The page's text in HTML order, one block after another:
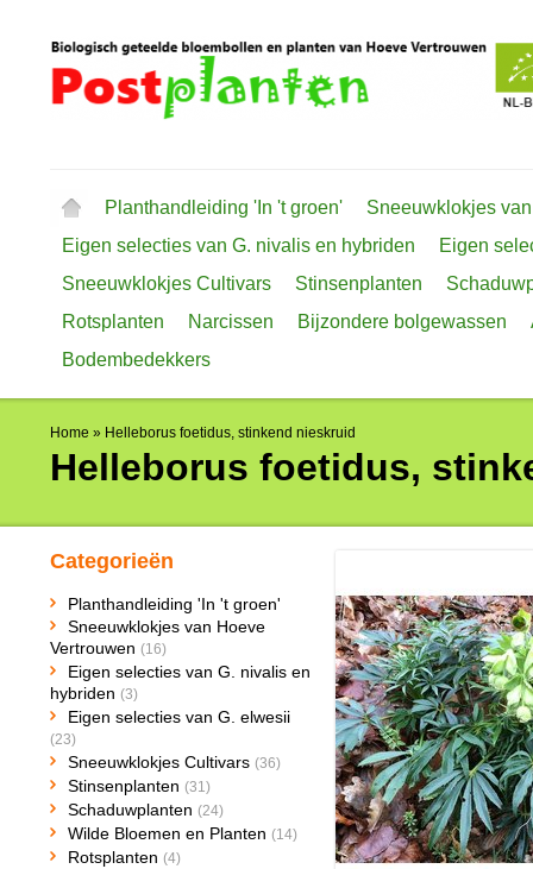
Planthandleiding 'In 't groen'
Sneeuwklokjes
Eigen selecties van G. nivalis en hybriden
Eigen
Sneeuwklokjes Cultivars
Stinsenplanten
Rotsplanten
Narcissen Bijzondere bolgewassen
Bodembedekkers
Home » Helleborus foetidus, stinkend nieskruid
Helleborus foetidus,
Categorieën
Planthandleiding 'In 't groen'
Sneeuwklokjes van Hoeve
Vertrouwen (16)
Eigen selecties van G. nivalis en
hybriden (3)
Eigen selecties van G. elwesii
(23)
Sneeuwklokjes Cultivars (36)
Stinsenplanten (31)
Schaduwplanten (24)
Wilde Bloemen en Planten (14)
Rotsplanten (4)